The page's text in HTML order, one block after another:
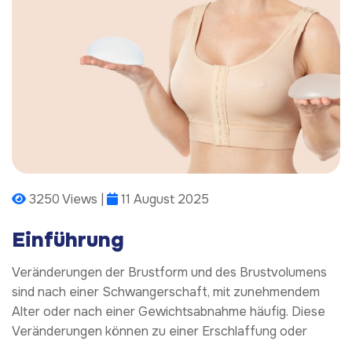
3250 Views | 11 August 2025
Einführung
Veränderungen der Brustform und des Brustvolumens
sind nach einer Schwangerschaft, mit zunehmendem
Alter oder nach einer Gewichtsabnahme häufig. Diese
Veränderungen können zu einer Erschlaffung oder